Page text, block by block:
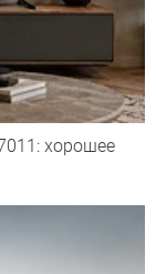
хорошее